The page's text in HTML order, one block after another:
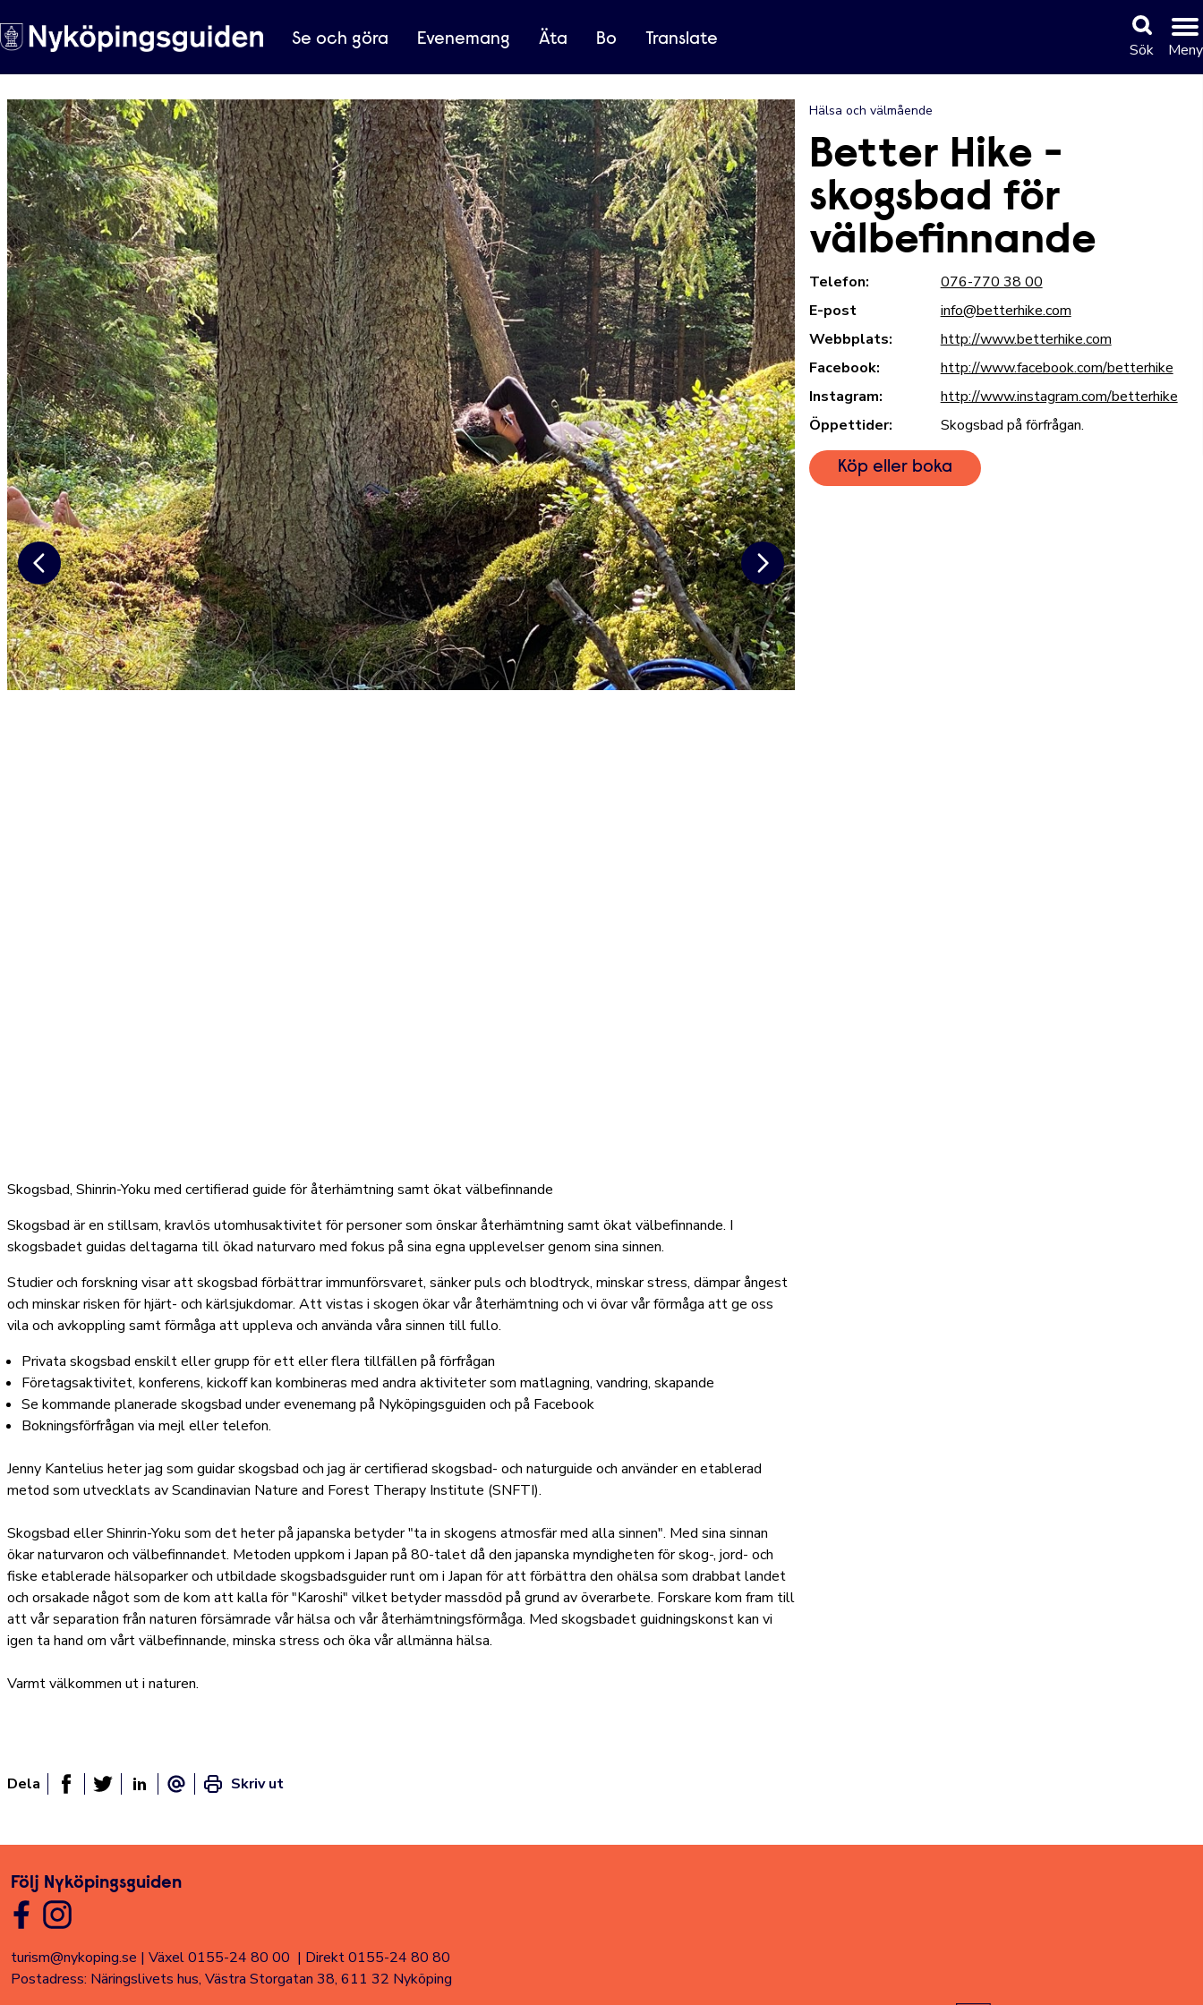
Se och göra Evenemang Äta Bo Translate
Sök Meny
Hälsa och välmående
Better Hike -
skogsbad för
välbefinnande
Telefon:
076-770 38 00
E-post
info@betterhike.com
Webbplats:
http://www.betterhike.com
Facebook:
http://www.facebook.com/betterhike
Instagram:
http://www.instagram.com/betterhike
Öppettider:
Skogsbad på förfrågan.
Köp eller boka
Skogsbad, Shinrin-Yoku med certifierad guide för återhämtning samt ökat välbefinnande
Skogsbad är en stillsam, kravlös utomhusaktivitet för personer som önskar återhämtning samt ökat välbefinnande. I
skogsbadet guidas deltagarna till ökad naturvaro med fokus på sina egna upplevelser genom sina sinnen.
Studier och forskning visar att skogsbad förbättrar immunförsvaret, sänker puls och blodtryck, minskar stress, dämpar ångest
och minskar risken för hjärt- och kärlsjukdomar. Att vistas i skogen ökar vår återhämtning och vi övar vår förmåga att ge oss
vila och avkoppling samt förmåga att uppleva och använda våra sinnen till fullo.
Privata skogsbad enskilt eller grupp för ett eller flera tillfällen på förfrågan
Företagsaktivitet, konferens, kickoff kan kombineras med andra aktiviteter som matlagning, vandring, skapande
Se kommande planerade skogsbad under evenemang på Nyköpingsguiden och på Facebook
Bokningsförfrågan via mejl eller telefon.
Jenny Kantelius heter jag som guidar skogsbad och jag är certifierad skogsbad- och naturguide och använder en etablerad
metod som utvecklats av Scandinavian Nature and Forest Therapy Institute (SNFTI).
Skogsbad eller Shinrin-Yoku som det heter på japanska betyder "ta in skogens atmosfär med alla sinnen". Med sina sinnan
ökar naturvaron och välbefinnandet. Metoden uppkom i Japan på 80-talet då den japanska myndigheten för skog-, jord- och
fiske etablerade hälsoparker och utbildade skogsbadsguider runt om i Japan för att förbättra den ohälsa som drabbat landet
och orsakade något som de kom att kalla för "Karoshi" vilket betyder massdöd på grund av överarbete. Forskare kom fram till
att vår separation från naturen försämrade vår hälsa och vår återhämtningsförmåga. Med skogsbadet guidningskonst kan vi
igen ta hand om vårt välbefinnande, minska stress och öka vår allmänna hälsa.
Varmt välkommen ut i naturen.
Dela
Skriv ut
Följ Nyköpingsguiden
turism@nykoping.se | Växel 0155-24 80 00 | Direkt 0155-24 80 80
Postadress: Näringslivets hus, Västra Storgatan 38, 611 32 Nyköping